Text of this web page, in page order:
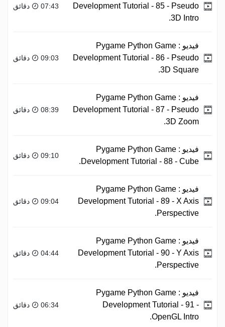
Development Tutorial - 85 - Pseudo
3D Intro.
07:43 دقائق
فيديو : Pygame Python Game
Development Tutorial - 86 - Pseudo
3D Square.
09:03 دقائق
فيديو : Pygame Python Game
Development Tutorial - 87 - Pseudo
3D Zoom.
08:39 دقائق
فيديو : Pygame Python Game
Development Tutorial - 88 - Cube.
09:10 دقائق
فيديو : Pygame Python Game
Development Tutorial - 89 - X Axis
Perspective.
09:04 دقائق
فيديو : Pygame Python Game
Development Tutorial - 90 - Y Axis
Perspective.
04:44 دقائق
فيديو : Pygame Python Game
Development Tutorial - 91 -
OpenGL Intro.
06:34 دقائق